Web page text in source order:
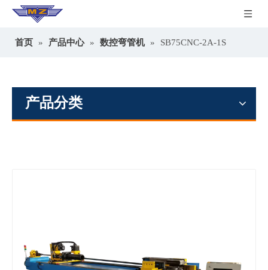
首页 » 产品中心 » 数控弯管机 » SB75CNC-2A-1S
产品分类